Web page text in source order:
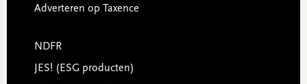
Adverteren op Taxence
NDFR
JES! (ESG producten)